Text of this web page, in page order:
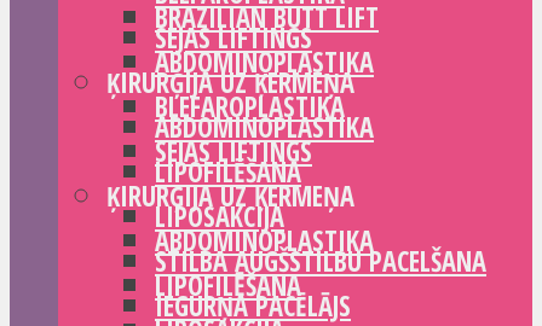
SEJAS LIFTINGS
ĶIRURĢIJA UZ ĶERMEŅA
ABDOMINOPLASTIKA
LIPOFILĒŠANA
LIPOSAKCIJA
STILBA AUGŠSTILBU PACELŠANA
IEGURŅA PACĒLĀJS
BRAZILIAN BUTT LIFT
ABDOMINOPLASTIKA
BLEFAROPLASTIKA
SEJAS LIFTINGS
ĶIRURĢIJA UZ ĶERMEŅA
ABDOMINOPLASTIKA
LIPOFILĒŠANA